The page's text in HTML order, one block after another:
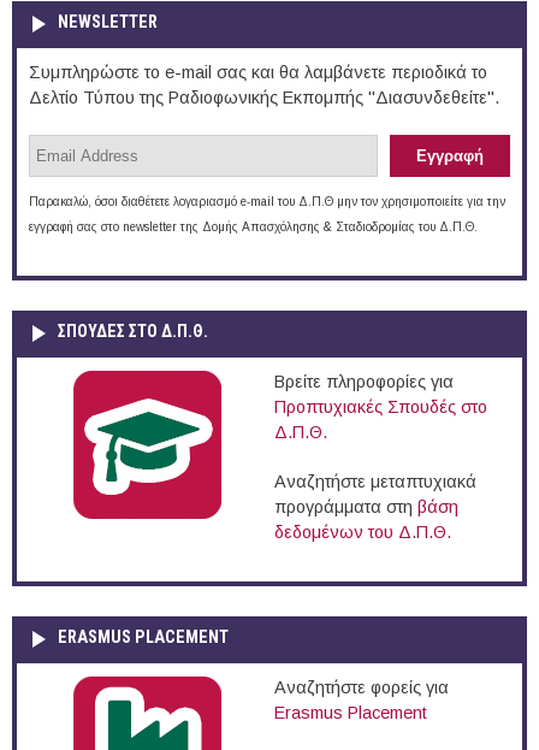
NEWSLETTER
Συμπληρώστε το e-mail σας και θα λαμβάνετε περιοδικά το
Δελτίο Τύπου της Ραδιοφωνικής Εκπομπής "Διασυνδεθείτε".
Παρακαλώ, όσοι διαθέτετε λογαριασμό e-mail του Δ.Π.Θ μην τον χρησιμοποιείτε για την
εγγραφή σας στο newsletter της Δομής Απασχόλησης & Σταδιοδρομίας του Δ.Π.Θ.
ΣΠΟΥΔΈΣ ΣΤΟ Δ.Π.Θ.
Βρείτε πληροφορίες για
Προπτυχιακές Σπουδές στο
Δ.Π.Θ.
Αναζητήστε μεταπτυχιακά
προγράμματα στη βάση
δεδομένων του Δ.Π.Θ.
ERASMUS PLACEMENT
Αναζητήστε φορείς για
Erasmus Placement